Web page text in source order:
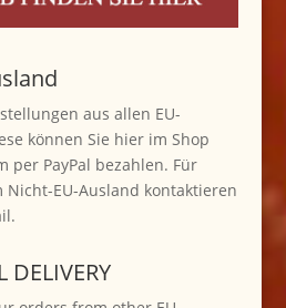
aus allen EU-
können Sie hier im Shop
per PayPal bezahlen. Für
Nicht-EU-Ausland kontaktieren
DELIVERY